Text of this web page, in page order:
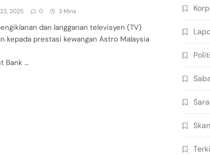
2025 0 3 Mins
dan langganan televisyen (TV)
kepada prestasi kewangan Astro Malaysia
Bank …